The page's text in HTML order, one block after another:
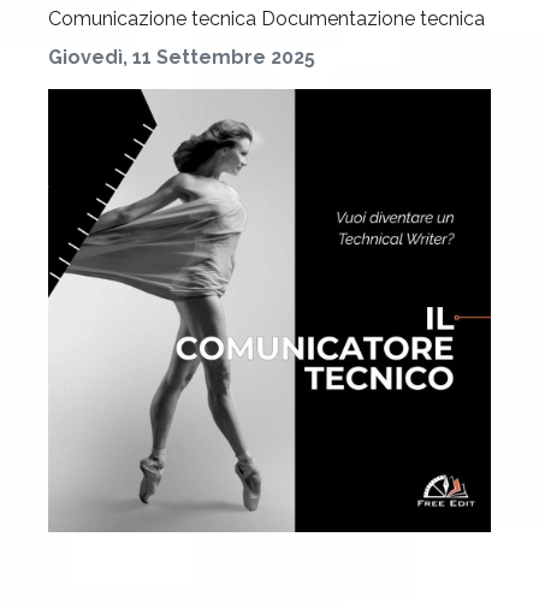
Comunicazione tecnica Documentazione tecnica
Giovedì, 11 Settembre 2025